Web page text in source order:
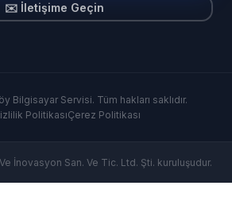
✉️ İletişime Geçin
Bilgisayar Servisi. Tüm hakları saklıdır.
PolitikasıÇerez Politikası
İnovasyon San. Ve Tic. Ltd. Şti. kuruluşudur.